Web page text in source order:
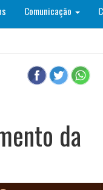
Comunicação
da